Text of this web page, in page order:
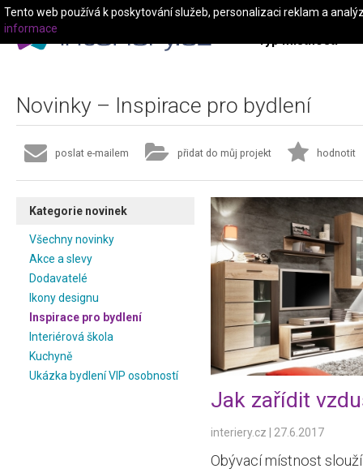
Typ místnosti
Novinky – Inspirace pro bydlení
poslat e-mailem přidat do můj projekt hodnotit
Kategorie novinek
Všechny novinky
Akce a slevy
Dodavatelé
Ikony designu
Inspirace pro bydlení
Interiérová škola
Kuchyně
Ukázka bydlení VIP osobností
Jak zařídit
interiery.cz 27.6.2017
Obývací místnost
Tento web používá k poskytování služeb, personalizaci reklam a
informace